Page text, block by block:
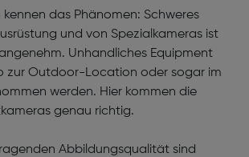
das Phänomen: Schweres
und von Spezialkameras ist
Unhandliches Equipment
zur Outdoor-Location oder sogar im
werden. Hier kommen die
genau richtig.
Abbildungsqualität sind